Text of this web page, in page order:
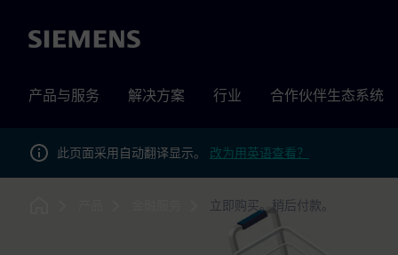
Siemens
产品与服务 解决方案 行业 合作伙伴生态系统
此页面采用自动翻译显示。 改为用英语查看？
立即购买。稍后付款。